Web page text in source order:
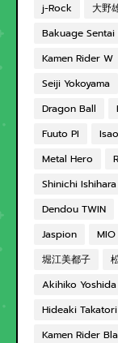
j-Rock
大野
Bakuage
Kamen Rider W
Seiji Yokoyama
Dragon Ball
Fuuto PI
Metal Hero
Shinichi Ishihara
Dendou TWIN
Jaspion
MIO
堀江美都子
Akihiko Yoshida
Hideaki Takatori
Kamen Rider